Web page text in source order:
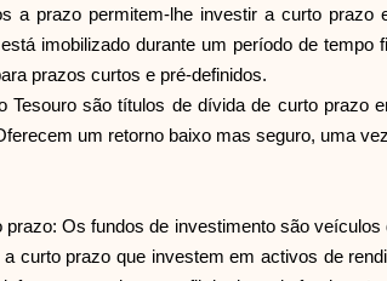
a prazo permitem-lhe investir a curto
imobilizado durante um período de
prazos curtos e pré-definidos.
Tesouro são títulos de dívida de curto
um retorno baixo mas seguro, uma
prazo: Os fundos de investimento são
curto prazo que investem em activos de